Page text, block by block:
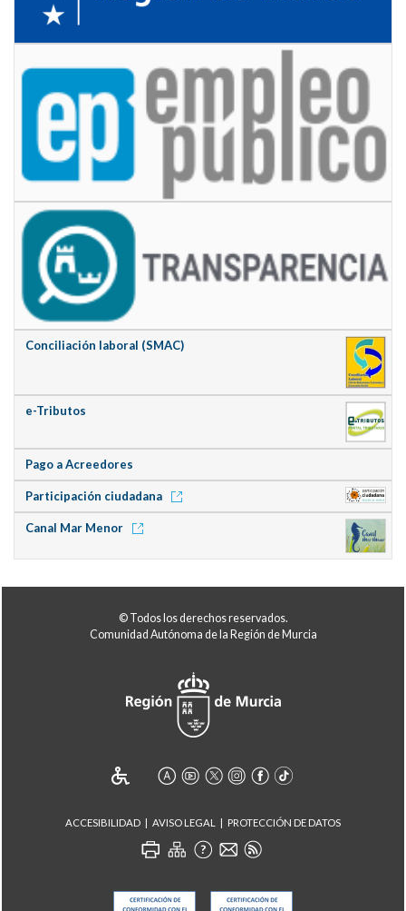
Conciliación laboral (SMAC)
e-Tributos
Pago a Acreedores
Participación ciudadana
Canal Mar Menor
© Todos los derechos reservados.
Comunidad Autónoma de la Región de Murcia
ACCESIBILIDAD AVISO LEGAL PROTECCIÓN DE DATOS